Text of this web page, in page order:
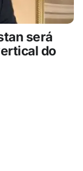
será
do